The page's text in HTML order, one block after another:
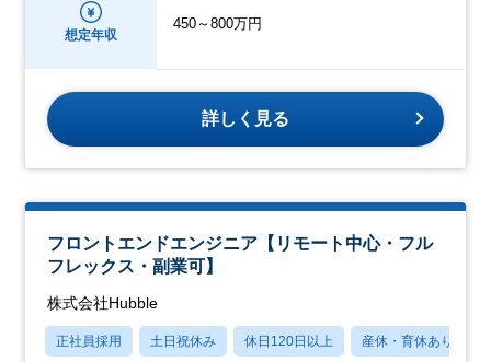
想定年収
450～800万円
詳しく見る
フロントエンドエンジニア【リモート中心・フル
フレックス・副業可】
株式会社Hubble
正社員採用 土日祝休み 休日120日以上 産休・育休あり